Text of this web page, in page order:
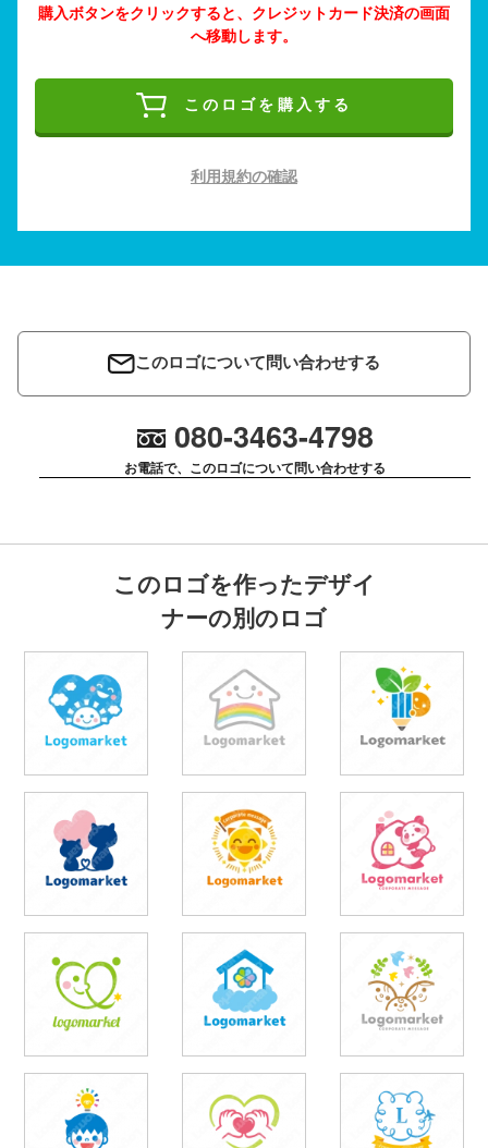
購入ボタンをクリックすると、クレジットカード決済の画面
へ移動します。
このロゴを購入する
利用規約の確認
このロゴについて問い合わせする
080-3463-4798
お電話で、このロゴについて問い合わせする
このロゴを作ったデザイ
ナーの別のロゴ